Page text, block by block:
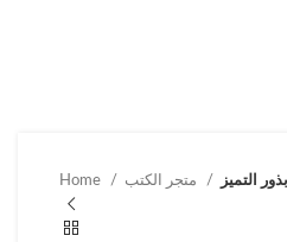
Home التميز